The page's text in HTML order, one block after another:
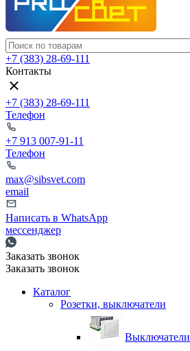
+7 (383) 28-69-111
Контакты
+7 (383) 28-69-111
Телефон
+7 913 007-91-11
Телефон
max@sibsvet.com
email
Написать в WhatsApp
мессенджер
Заказать звонок
Заказать звонок
Каталог
Розетки, выключатели
Выключатели